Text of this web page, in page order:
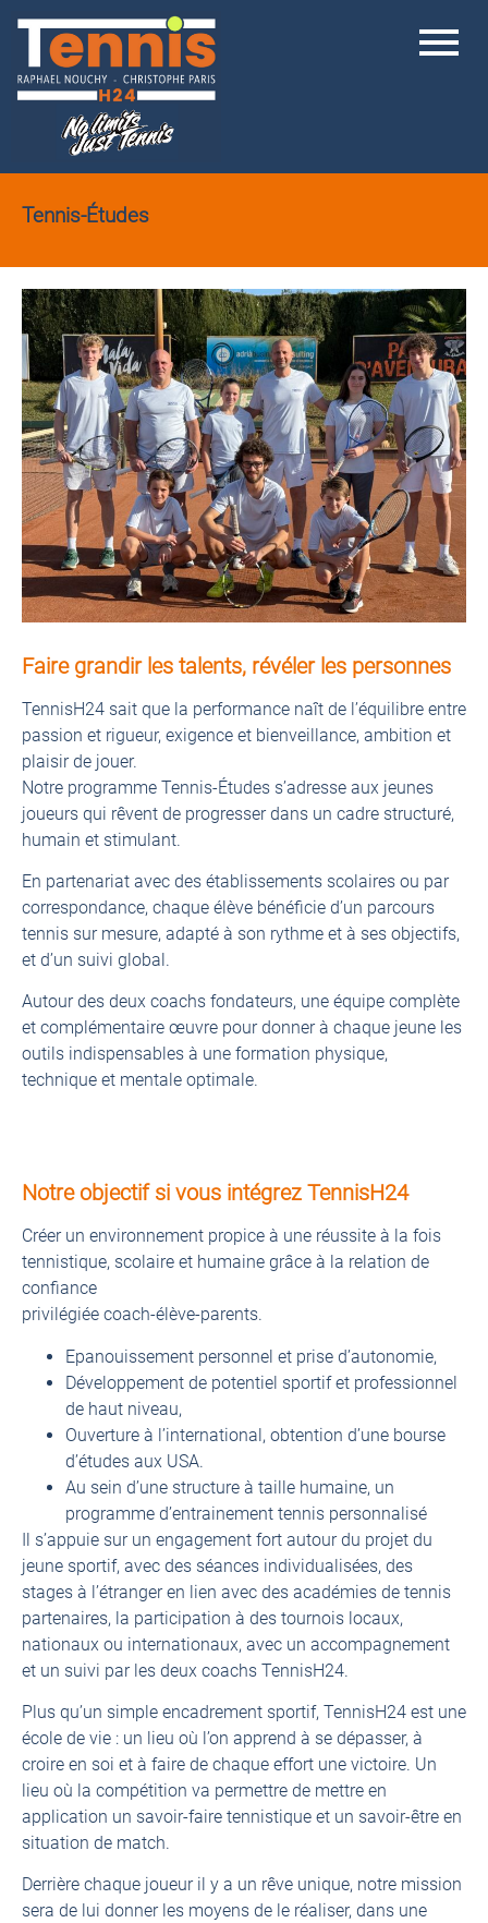
Tennis-Études
Faire grandir les talents, révéler les personnes
TennisH24 sait que la performance naît de l’équilibre entre
passion et rigueur, exigence et bienveillance, ambition et
plaisir de jouer.
Notre programme Tennis-Études s’adresse aux jeunes
joueurs qui rêvent de progresser dans un cadre structuré,
humain et stimulant.
En partenariat avec des établissements scolaires ou par
correspondance, chaque élève bénéficie d’un parcours
tennis sur mesure, adapté à son rythme et à ses objectifs,
et d’un suivi global.
Autour des deux coachs fondateurs, une équipe complète
et complémentaire œuvre pour donner à chaque jeune les
outils indispensables à une formation physique,
technique et mentale optimale.
Notre objectif si vous intégrez TennisH24
Créer un environnement propice à une réussite à la fois
tennistique, scolaire et humaine grâce à la relation de
confiance
privilégiée coach-élève-parents.
Epanouissement personnel et prise d’autonomie,
Développement de potentiel sportif et professionnel
de haut niveau,
Ouverture à l’international, obtention d’une bourse
d’études aux USA.
Au sein d’une structure à taille humaine, un
programme d’entrainement tennis personnalisé
Il s’appuie sur un engagement fort autour du projet du
jeune sportif, avec des séances individualisées, des
stages à l’étranger en lien avec des académies de tennis
partenaires, la participation à des tournois locaux,
nationaux ou internationaux, avec un accompagnement
et un suivi par les deux coachs TennisH24.
Plus qu’un simple encadrement sportif, TennisH24 est une
école de vie : un lieu où l’on apprend à se dépasser, à
croire en soi et à faire de chaque effort une victoire. Un
lieu où la compétition va permettre de mettre en
application un savoir-faire tennistique et un savoir-être en
situation de match.
Derrière chaque joueur il y a un rêve unique, notre mission
sera de lui donner les moyens de le réaliser, dans une